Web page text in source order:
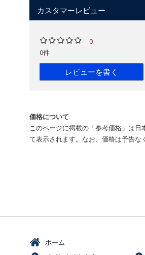
カスタマーレビュー
0
0件
レビューを書く
価格について
このページに掲載の「参考価格」は
て表示されます。なお、価格は予告な
ホーム